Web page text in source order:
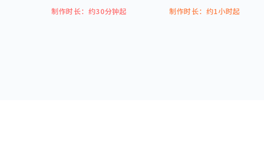
制作时长：约30分钟起
制作时长：约1小时起